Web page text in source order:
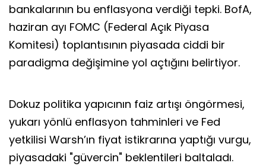
bankalarının bu enflasyona verdiği tepki. BofA,
haziran ayı FOMC (Federal Açık Piyasa
Komitesi) toplantısının piyasada ciddi bir
paradigma değişimine yol açtığını belirtiyor.
Dokuz politika yapıcının faiz artışı öngörmesi,
yukarı yönlü enflasyon tahminleri ve Fed
yetkilisi Warsh’ın fiyat istikrarına yaptığı vurgu,
piyasadaki "güvercin" beklentileri baltaladı.